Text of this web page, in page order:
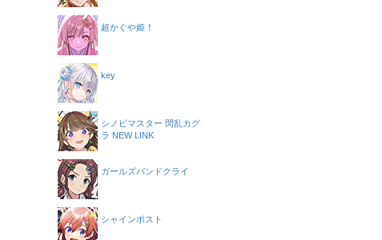
超かぐや姫！
key
シノビマスター 閃乱カグ
ラ NEW LINK
ガールズバンドクライ
シャインポスト